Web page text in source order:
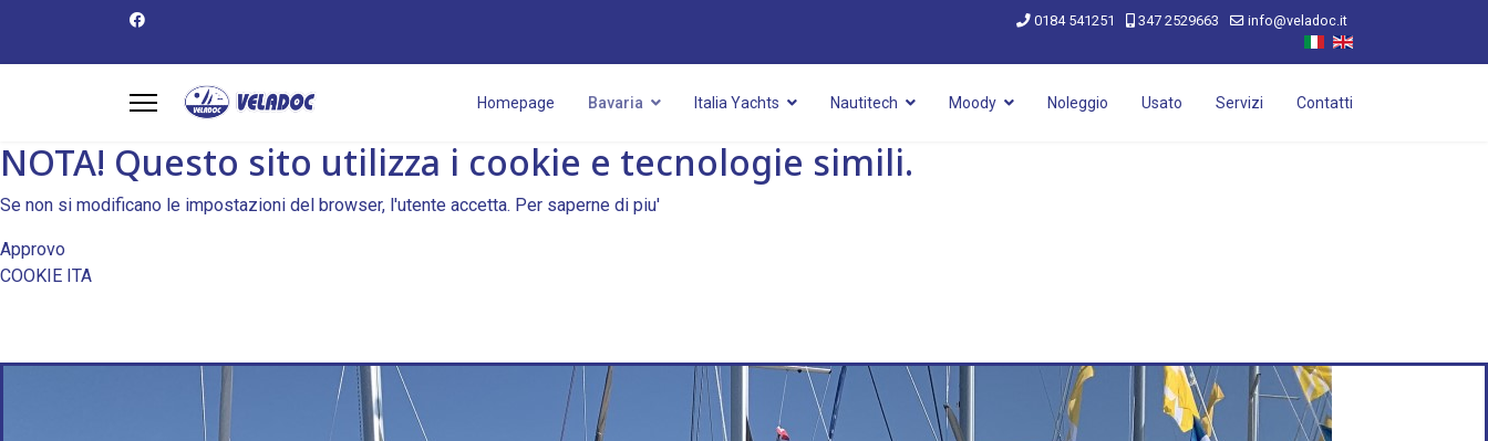
0184 541251 347 2529663 info@veladoc.it
Homepage Bavaria Italia Yachts Nautitech Moody Noleggio Usato Servizi Contatti
NOTA! Questo sito utilizza i cookie e tecnologie simili.
Se non si modificano le impostazioni del browser, l'utente accetta. Per saperne di piu'
Approvo
COOKIE ITA